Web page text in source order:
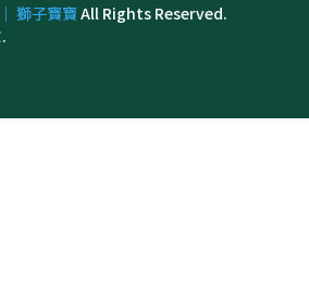
獅子寶寶 All Rights Reserved.
.